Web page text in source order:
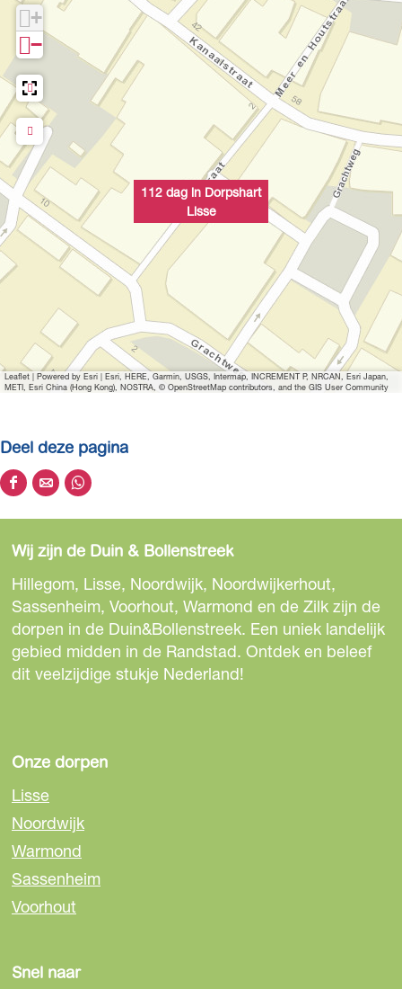
112 dag in Dorpshart
Lisse
+
−
Leaflet | Powered by Esri | Esri, HERE, Garmin, USGS, Intermap, INCREMENT P, NRCAN, Esri Japan,
METI, Esri China (Hong Kong), NOSTRA, © OpenStreetMap contributors, and the GIS User Community
Deel deze pagina
D
e
l
d
e
z
e
p
n
a
o
p
F
a
c
e
o
D
e
l
d
e
z
e
p
n
o
p
e
-
m
a
D
e
l
d
e
z
e
p
n
p
W
h
A
Wij zijn de Duin & Bollenstreek
Hillegom, Lisse, Noordwijk, Noordwijkerhout,
Sassenheim, Voorhout, Warmond en de Zilk zijn de
dorpen in de Duin&Bollenstreek. Een uniek landelijk
gebied midden in de Randstad. Ontdek en beleef
dit veelzijdige stukje Nederland!
Onze dorpen
Lisse
Noordwijk
Warmond
Sassenheim
Voorhout
Snel naar